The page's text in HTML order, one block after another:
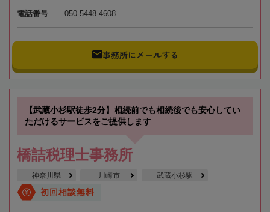
電話番号 050-5448-4608
事務所にメールする
【武蔵小杉駅徒歩2分】相続前でも相続後でも安心してい
ただけるサービスをご提供します
橋詰税理士事務所
神奈川県 川崎市 武蔵小杉駅
初回相談無料